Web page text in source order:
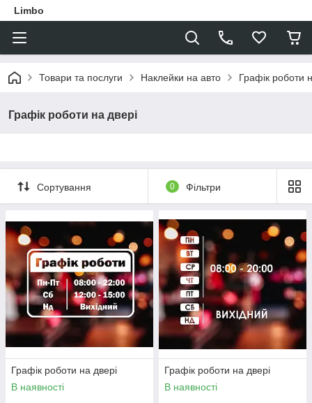
Limbo
Товари та послуги Наклейки на авто Графік роботи
Графік роботи на двері
Сортування 0 Фільтри
Графік роботи на двері
В наявності
Графік роботи на двері
В наявності